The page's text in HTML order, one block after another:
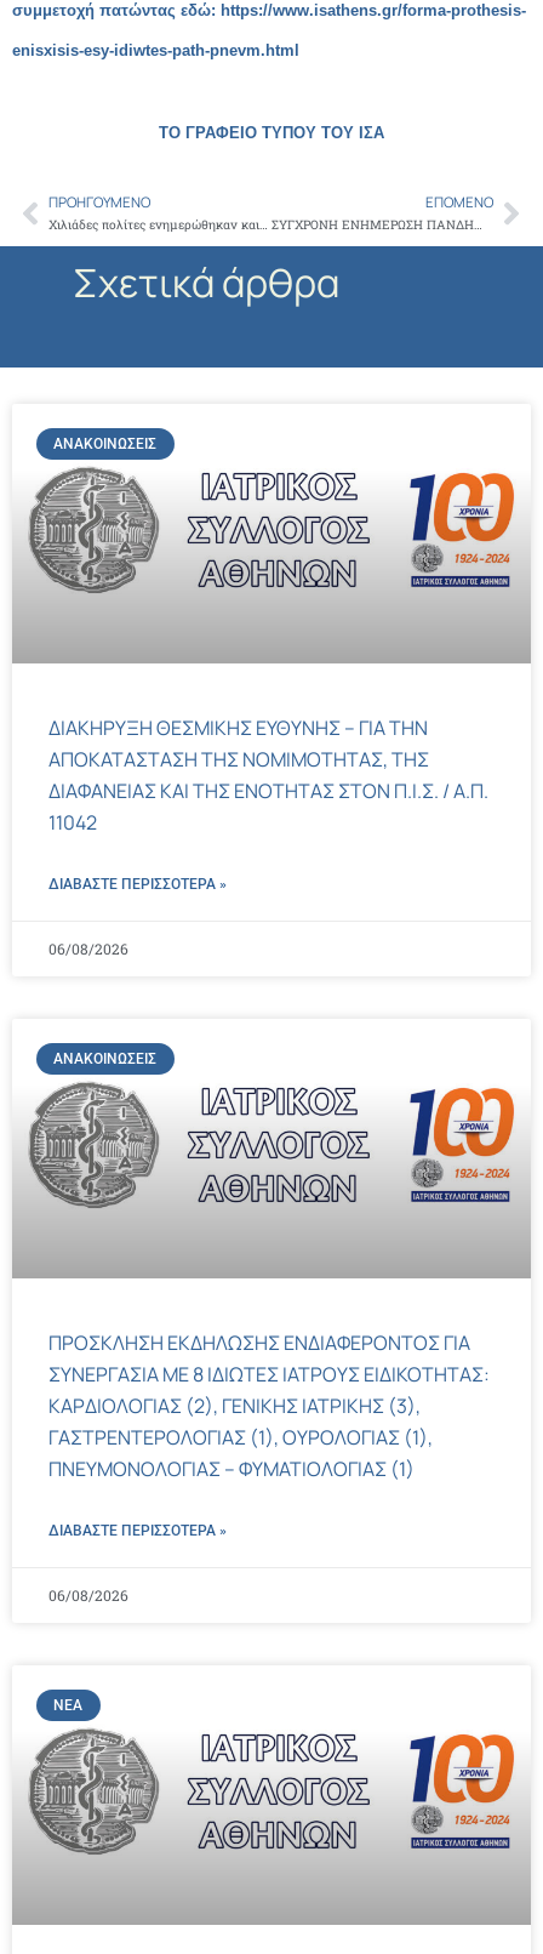
συμμετοχή πατώντας εδώ: https://www.isathens.gr/forma-prothesis-
enisxisis-esy-idiwtes-path-pnevm.html
ΤΟ ΓΡΑΦΕΙΟ ΤΥΠΟΥ ΤΟΥ ΙΣΑ
Prev
ΠΡΟΗΓΟΎΜΕΝΟ
Χιλιάδες πολίτες ενημερώθηκαν και έκαναν εγγραφή στην Άυλη Συνταγογράφηση, στο πλαίσιο δράσης του ΙΣΑ, σε 34 Δήμους της Αθήνας
ΕΠΌΜΕΝΟ
ΣΥΓΧΡΟΝΗ ΕΝΗΜΕΡΩΣΗ ΠΑΝΔΗΜΙΑΣ COVID 19 υπο την αιγίδα του ΙΣΑ 10/3/2021 17:00-21:00
Σχετικά άρθρα
ΑΝΑΚΟΙΝΏΣΕΙΣ
ΔΙΑΚΗΡΥΞΗ ΘΕΣΜΙΚΗΣ ΕΥΘΥΝΗΣ – ΓΙΑ ΤΗΝ
ΑΠΟΚΑΤΑΣΤΑΣΗ ΤΗΣ ΝΟΜΙΜΟΤΗΤΑΣ, ΤΗΣ
ΔΙΑΦΑΝΕΙΑΣ ΚΑΙ ΤΗΣ ΕΝΟΤΗΤΑΣ ΣΤΟΝ Π.Ι.Σ. / Α.Π.
11042
ΔΙΑΒΑΣΤΕ ΠΕΡΙΣΣΌΤΕΡΑ »
06/08/2026
ΑΝΑΚΟΙΝΏΣΕΙΣ
ΠΡΟΣΚΛΗΣΗ ΕΚΔΗΛΩΣΗΣ ΕΝΔΙΑΦΕΡΟΝΤΟΣ ΓΙΑ
ΣΥΝΕΡΓΑΣΙΑ ΜΕ 8 ΙΔΙΩΤΕΣ ΙΑΤΡΟΥΣ ΕΙΔΙΚΟΤΗΤΑΣ:
ΚΑΡΔΙΟΛΟΓΙΑΣ (2), ΓΕΝΙΚΗΣ ΙΑΤΡΙΚΗΣ (3),
ΓΑΣΤΡΕΝΤΕΡΟΛΟΓΙΑΣ (1), ΟΥΡΟΛΟΓΙΑΣ (1),
ΠΝΕΥΜΟΝΟΛΟΓΙΑΣ – ΦΥΜΑΤΙΟΛΟΓΙΑΣ (1)
ΔΙΑΒΑΣΤΕ ΠΕΡΙΣΣΌΤΕΡΑ »
06/08/2026
ΝΈΑ